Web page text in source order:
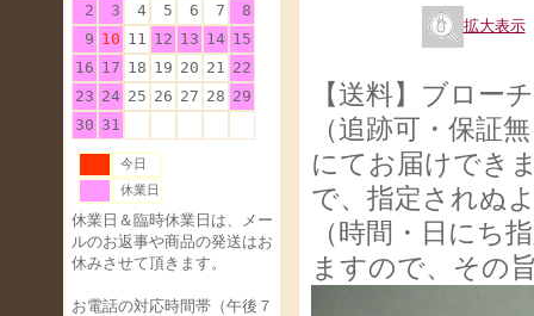
2
3 4 5 6 7
8
9 10 11 12 13 14 15
16 17 18 19 20 21 22
23 24 25 26 27 28 29
30 31
今日
休業日
休業日＆臨時休業日は、メー
ルのお返事や商品の発送はお
休みさせて頂きます。
お電話の対応時間帯（午後７
拡大表示
【送料】ブロー
（追跡可・保証
にてお届けでき
で、指定されぬ
（時間・日にち
ますので、その